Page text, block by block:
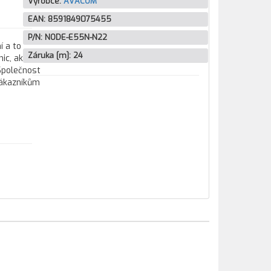
a to
aku
EAN: 8591849075455
P/N: NODE-E55N-N22
Záruka [m]: 24